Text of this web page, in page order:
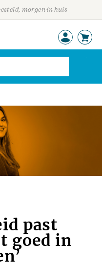
morgen in huis
past
goed in